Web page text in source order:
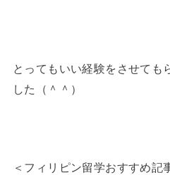
とってもいい経験をさせても
した（＾＾）
＜フィリピン留学おすすめ記